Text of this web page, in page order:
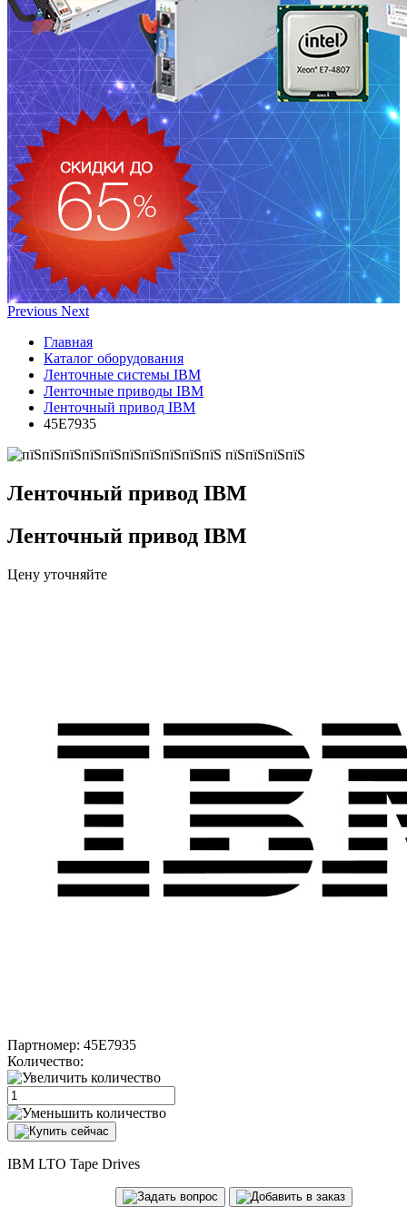
Previous Next
Главная
Каталог оборудования
Ленточные системы IBM
Ленточные приводы IBM
Ленточный привод IBM
45E7935
Ленточный привод IBM
Ленточный привод IBM
Цену уточняйте
Партномер: 45E7935
Количество:
IBM LTO Tape Drives